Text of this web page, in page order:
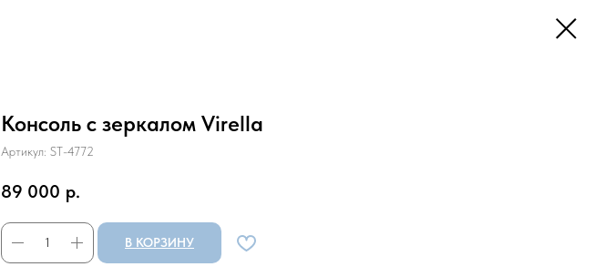
Консоль с зеркалом Virella
Артикул: ST-4772
89 000 р.
В КОРЗИНУ